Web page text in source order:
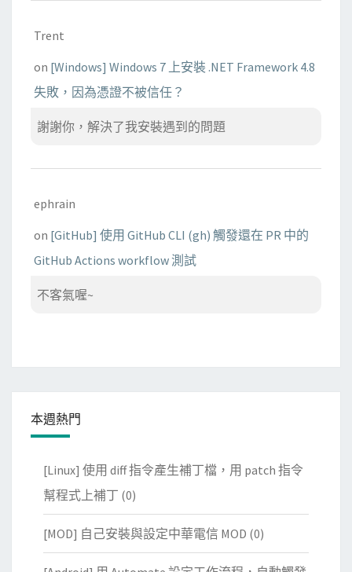
Trent
on [Windows] Windows 7 上安裝 .NET Framework 4.8
失敗，因為憑證不被信任？
謝謝你，解決了我安裝遇到的問題
ephrain
on [GitHub] 使用 GitHub CLI (gh) 觸發還在 PR 中的
GitHub Actions workflow 測試
不客氣喔~
本週熱門
[Linux] 使用 diff 指令產生補丁檔，用 patch 指令
幫程式上補丁 (0)
[MOD] 自己安裝與設定中華電信 MOD (0)